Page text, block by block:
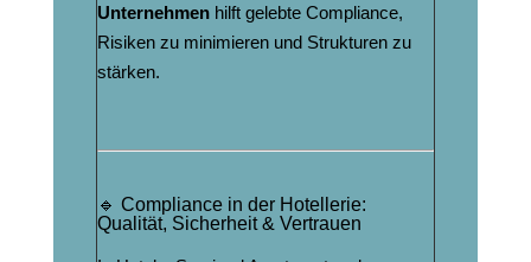
Unternehmenhilft gelebte Compliance,
Risiken zu minimieren und Strukturen zu
stärken.
🔹 Compliance in der Hotellerie:
Qualität, Sicherheit & Vertrauen